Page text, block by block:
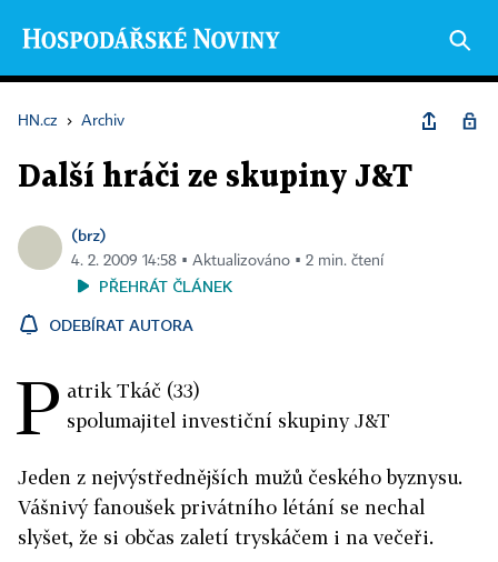
HN.cz › Archiv
Další hráči ze skupiny J&T
(brz)
4. 2. 2009 14:58 ▪ Aktualizováno ▪ 2 min. čtení
PŘEHRÁT ČLÁNEK
ODEBÍRAT AUTORA
P atrik Tkáč (33)
spolumajitel investiční skupiny J&T
Jeden z nejvýstřednějších mužů českého byznysu.
Vášnivý fanoušek privátního létání se nechal
slyšet, že si občas zaletí tryskáčem i na večeři.